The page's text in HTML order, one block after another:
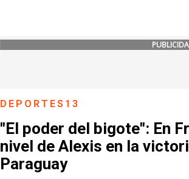
DEPORTES13
"El poder del bigote": En
nivel de Alexis en la
Paraguay